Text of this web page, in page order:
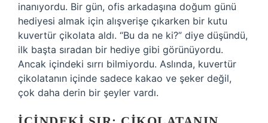
inanıyordu. Bir gün, ofis arkadaşına doğum günü
hediyesi almak için alışverişe çıkarken bir kutu
kuvertür çikolata aldı. “Bu da ne ki?” diye düşündü,
ilk başta sıradan bir hediye gibi görünüyordu.
Ancak içindeki sırrı bilmiyordu. Aslında, kuvertür
çikolatanın içinde sadece kakao ve şeker değil,
çok daha derin bir şeyler vardı.